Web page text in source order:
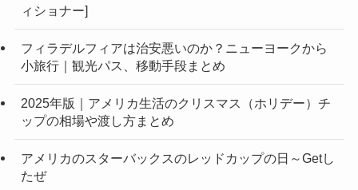
ィショナー]
フィラデルフィアは治安悪いのか？ニューヨークから
小旅行｜観光パス、移動手段まとめ
2025年版｜アメリカ生活のクリスマス（ホリデー）チ
ップの相場や渡し方まとめ
アメリカのスターバックスのレッドカップの日～Getし
たぜ